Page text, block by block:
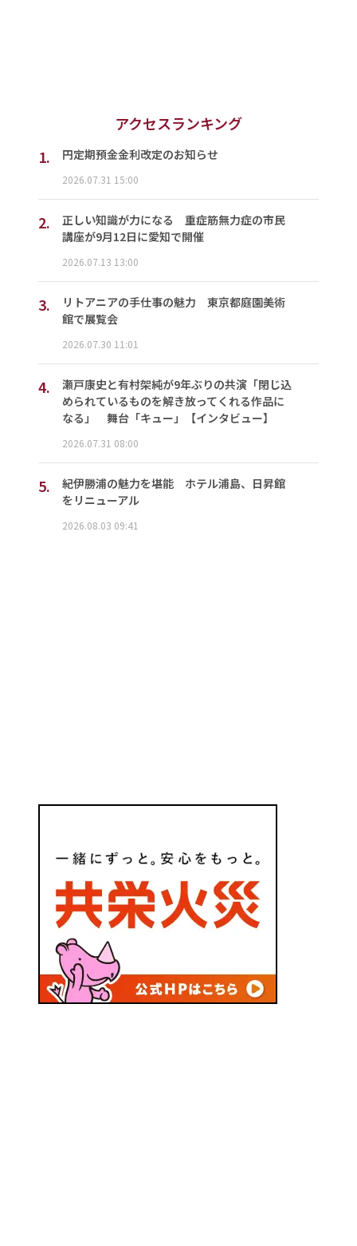
アクセスランキング
1.
円定期預金金利改定のお知らせ
2026.07.31 15:00
2.
正しい知識が力になる 重症筋無力症の市民
講座が9月12日に愛知で開催
2026.07.13 13:00
3.
リトアニアの手仕事の魅力 東京都庭園美術
館で展覧会
2026.07.30 11:01
4.
瀬戸康史と有村架純が9年ぶりの共演「閉じ込
められているものを解き放ってくれる作品に
なる」 舞台「キュー」【インタビュー】
2026.07.31 08:00
5.
紀伊勝浦の魅力を堪能 ホテル浦島、日昇館
をリニューアル
2026.08.03 09:41